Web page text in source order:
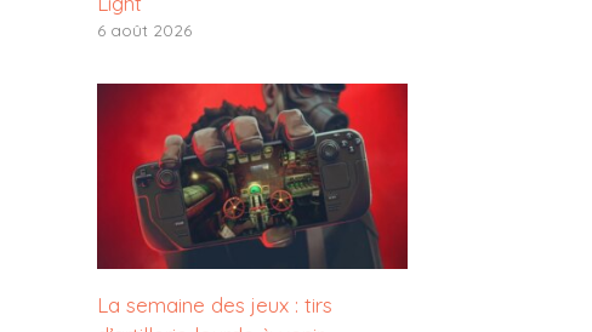
6 août 2026
La semaine des jeux : tirs